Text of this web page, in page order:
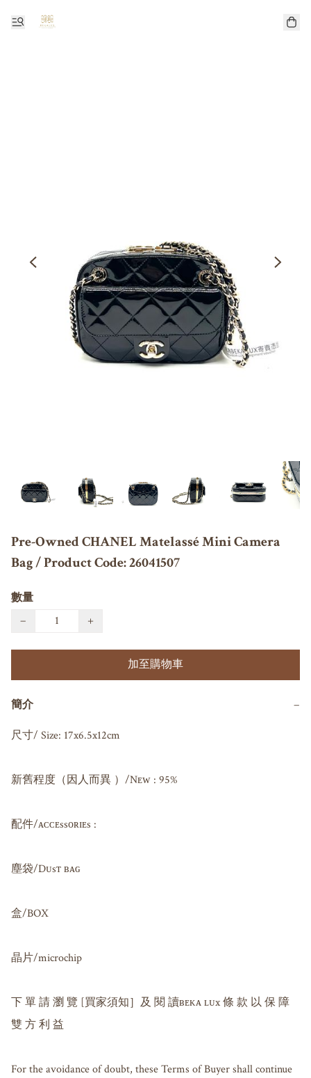
Pre-Owned CHANEL Matelassé Mini Camera
Bag / Product Code: 26041507
數量
−
+
加至購物車
簡介 −
尺寸/ Size: 17x6.5x12cm
新舊程度（因人而異 ）/Nᴇᴡ : 95%
配件/ᴀᴄᴄᴇssᴏʀɪᴇs :
塵袋/Dᴜsᴛ ʙᴀɢ
盒/BOX
晶片/microchip
下 單 請 瀏 覽 [買家須知］及 閱 讀ʙᴇᴋᴀ ʟᴜx 條 款 以 保 障
雙 方 利 益
For the avoidance of doubt, these Terms of Buyer shall continue